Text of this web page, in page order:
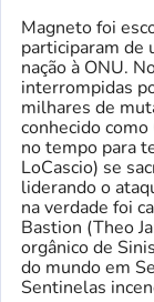
Magneto foi
participaram de
nação à ONU.
interrompidas
milhares de
conhecido
no tempo para
LoCascio) se
liderando o
na verdade foi
Bastion (Theo
orgânico de
do mundo em
Sentinelas